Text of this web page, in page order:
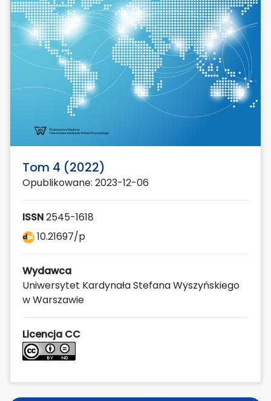
Tom 4 (2022)
Opublikowane: 2023-12-06
ISSN2545-1618
10.21697/p
Wydawca
Uniwersytet Kardynała Stefana Wyszyńskiego
w Warszawie
Licencja CC